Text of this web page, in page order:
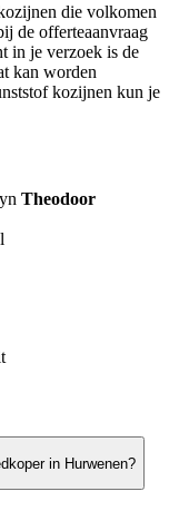
die volkomen
de offerteaanvraag
in je verzoek is de
kan worden
kozijnen kun je
Theodoor
in Hurwenen?